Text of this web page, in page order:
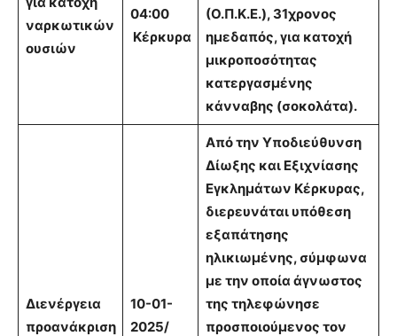
ναρκωτικών
ουσιών
04:00
Κέρκυρα
(Ο.Π.Κ.Ε.), 31χρονος
ημεδαπός, για κατοχή
μικροποσότητας
κατεργασμένης
κάνναβης (σοκολάτα).
Διενέργεια
προανάκριση
10-01-
2025/
Από την Υποδιεύθυνση
Δίωξης και Εξιχνίασης
Εγκλημάτων Κέρκυρας,
διερευνάται υπόθεση
εξαπάτησης
ηλικιωμένης, σύμφωνα
με την οποία άγνωστος
της τηλεφώνησε
προσποιούμενος τον